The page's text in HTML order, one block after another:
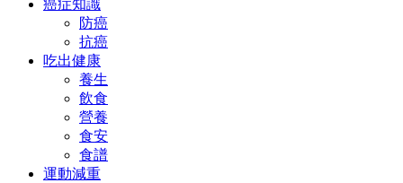
癌症知識
防癌
抗癌
吃出健康
養生
飲食
營養
食安
食譜
運動減重